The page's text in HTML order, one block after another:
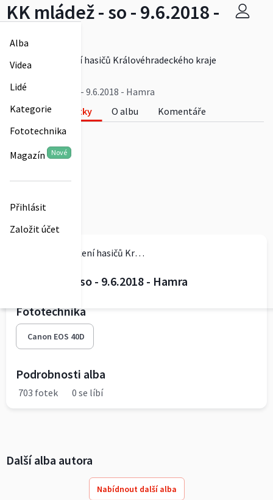
Alba
Videa
Lidé
Kategorie
Fototechnika
Magazín Nové
Přihlásit
Založit účet
KK mládež - so - 9.6.2018 -
Hamra
Krajské sdružení hasičů Královéhradeckého kraje
KK mládež - so - 9.6.2018 - Hamra
Fotky
O albu
Komentáře
0
Krajské sdružení hasičů Královéhradeckého kraje
KK mládež - so - 9.6.2018 - Hamra
Fototechnika
Canon EOS 40D
Podrobnosti alba
703 fotek 0 se líbí
Další alba autora
Nabídnout další alba